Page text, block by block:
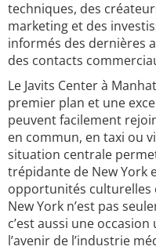
techniques, des
marketing et des
informés des dernières
des contacts
Le Javits Center à
premier plan et une
peuvent facilement
en commun, en taxi ou
situation centrale
trépidante de New York
opportunités culturelles
New York n’est pas
c’est aussi une
l’avenir de l’industrie